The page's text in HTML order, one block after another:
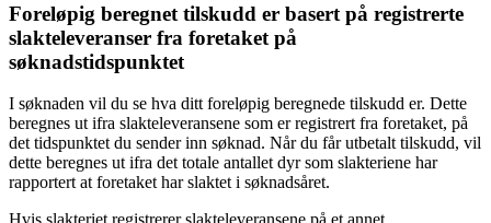
Foreløpig beregnet tilskudd er basert på registrerte
slakteleveranser fra foretaket på
søknadstidspunktet
I søknaden vil du se hva ditt foreløpig beregnede tilskudd er. Dette
beregnes ut ifra slakteleveransene som er registrert fra foretaket, på
det tidspunktet du sender inn søknad. Når du får utbetalt tilskudd, vil
dette beregnes ut ifra det totale antallet dyr som slakteriene har
rapportert at foretaket har slaktet i søknadsåret.